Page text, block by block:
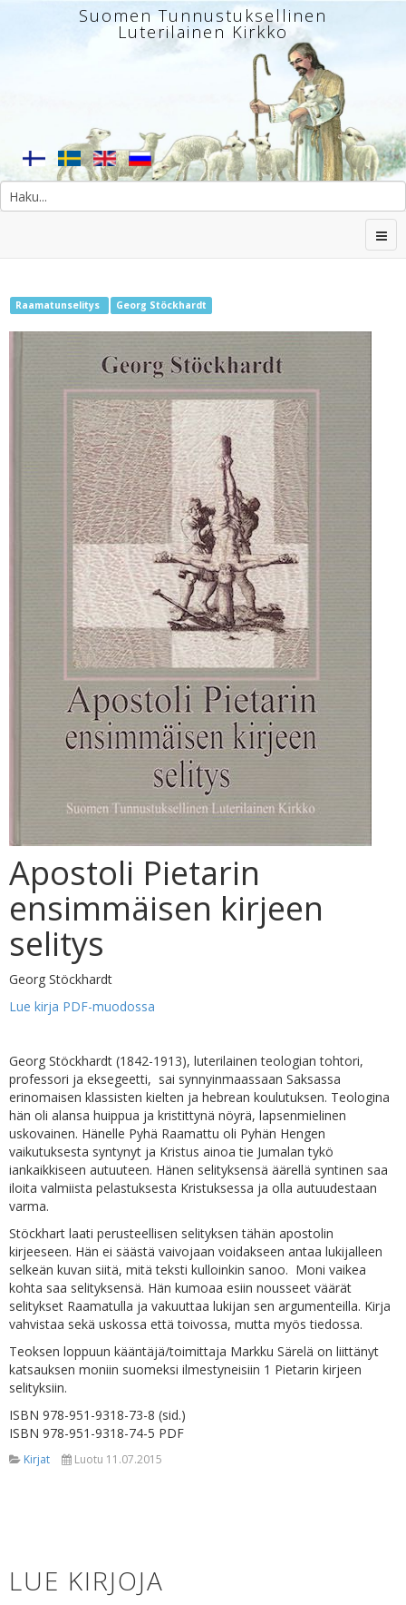
Suomen Tunnustuksellinen
Luterilainen Kirkko
Raamatunselitys Georg Stöckhardt
Apostoli Pietarin
ensimmäisen kirjeen
selitys
Georg Stöckhardt
Lue kirja PDF-muodossa
Georg Stöckhardt (1842-1913), luterilainen teologian tohtori,
professori ja eksegeetti, sai synnyinmaassaan Saksassa
erinomaisen klassisten kielten ja hebrean koulutuksen. Teologina
hän oli alansa huippua ja kristittynä nöyrä, lapsenmielinen
uskovainen. Hänelle Pyhä Raamattu oli Pyhän Hengen
vaikutuksesta syntynyt ja Kristus ainoa tie Jumalan tykö
iankaikkiseen autuuteen. Hänen selityksensä äärellä syntinen saa
iloita valmiista pelastuksesta Kristuksessa ja olla autuudestaan
varma.
Stöckhart laati perusteellisen selityksen tähän apostolin
kirjeeseen. Hän ei säästä vaivojaan voidakseen antaa lukijalleen
selkeän kuvan siitä, mitä teksti kulloinkin sanoo. Moni vaikea
kohta saa selityksensä. Hän kumoaa esiin nousseet väärät
selitykset Raamatulla ja vakuuttaa lukijan sen argumenteilla. Kirja
vahvistaa sekä uskossa että toivossa, mutta myös tiedossa.
Teoksen loppuun kääntäjä/toimittaja Markku Särelä on liittänyt
katsauksen moniin suomeksi ilmestyneisiin 1 Pietarin kirjeen
selityksiin.
ISBN 978-951-9318-73-8 (sid.)
ISBN 978-951-9318-74-5 PDF
Kirjat Luotu 11.07.2015
LUE KIRJOJA